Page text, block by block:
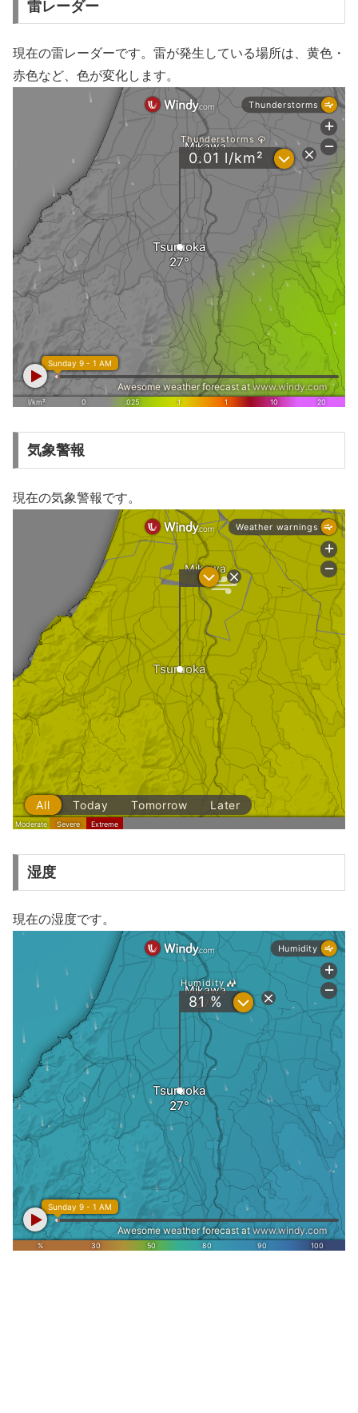
雷レーダー
現在の雷レーダーです。雷が発生している場所は、黄色・
赤色など、色が変化します。
気象警報
現在の気象警報です。
湿度
現在の湿度です。